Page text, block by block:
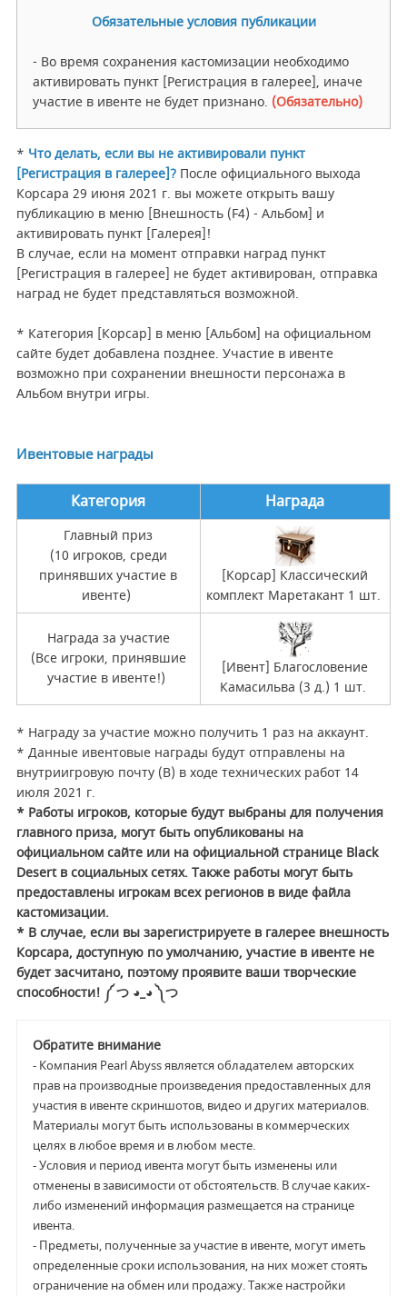
Обязательные условия публикации
- Во время сохранения кастомизации необходимо
активировать пункт [Регистрация в галерее], иначе
участие в ивенте не будет признано. (Обязательно)
* Что делать, если вы не активировали пункт
[Регистрация в галерее]?После официального выхода
Корсара 29 июня 2021 г. вы можете открыть вашу
публикацию в меню [Внешность (F4) - Альбом] и
активировать пункт [Галерея]!
В случае, если на момент отправки наград пункт
[Регистрация в галерее] не будет активирован, отправка
наград не будет представляться возможной.
* Категория [Корсар] в меню [Альбом] на официальном
сайте будет добавлена позднее. Участие в ивенте
возможно при сохранении внешности персонажа в
Альбом внутри игры.
Ивентовые награды
Категория Награда
Главный приз
(10 игроков, среди
принявших участие в
ивенте)
[Корсар] Классический
комплект Маретакант 1 шт.
Награда за участие
(Все игроки, принявшие
участие в ивенте!)
[Ивент] Благословение
Камасильва (3 д.) 1 шт.
* Награду за участие можно получить 1 раз на аккаунт.
* Данные ивентовые награды будут отправлены на
внутриигровую почту (B) в ходе технических работ 14
июля 2021 г.
* Работы игроков, которые будут выбраны для получения
главного приза, могут быть опубликованы на
официальном сайте или на официальной странице Black
Desert в социальных сетях. Также работы могут быть
предоставлены игрокам всех регионов в виде файла
кастомизации.
* В случае, если вы зарегистрируете в галерее внешность
Корсара, доступную по умолчанию, участие в ивенте не
будет засчитано, поэтому проявите ваши творческие
способности! ༼ つ ◕_◕ ༽つ
Обратите внимание
- Компания Pearl Abyss является обладателем авторских
прав на производные произведения предоставленных для
участия в ивенте скриншотов, видео и других материалов.
Материалы могут быть использованы в коммерческих
целях в любое время и в любом месте.
- Условия и период ивента могут быть изменены или
отменены в зависимости от обстоятельств. В случае каких-
либо изменений информация размещается на странице
ивента.
- Предметы, полученные за участие в ивенте, могут иметь
определенные сроки использования, на них может стоять
ограничение на обмен или продажу. Также настройки